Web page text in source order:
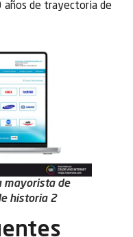
años de trayectoria de
mayorista de
historia 2